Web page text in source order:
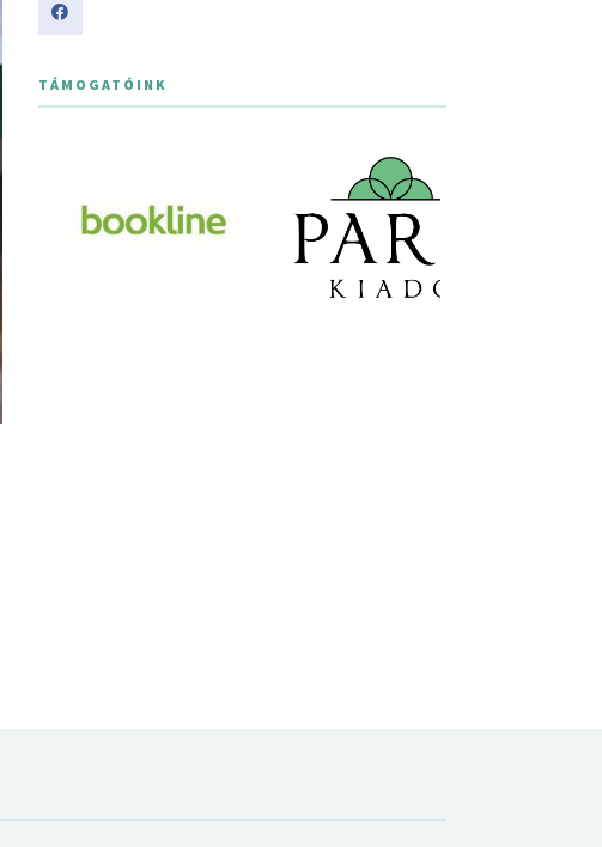
TÁMOGATÓINK